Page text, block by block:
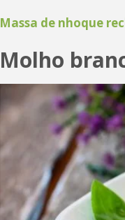
Massa de nhoque
Molho